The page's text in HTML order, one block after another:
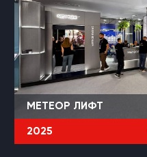
МЕТЕОР ЛИФТ
2025